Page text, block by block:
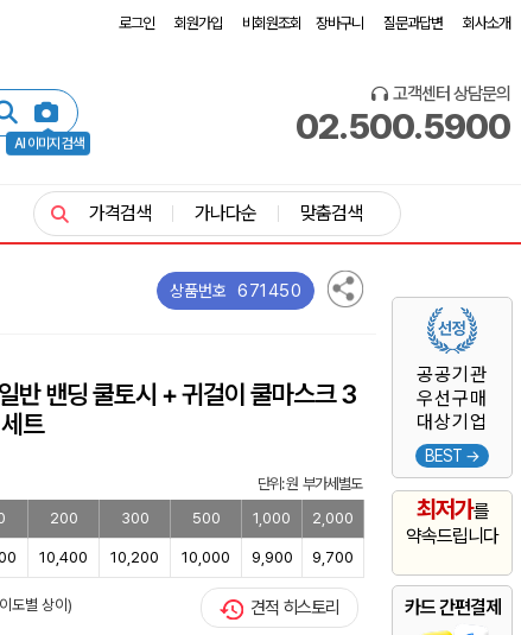
로그인 회원가입 비회원조회 장바구니 질문과답변 회사소개
AI 이미지 검색
고객센터 상담문의
02.500.5900
공공기관
우선구매
대상기업
BEST →
최저가를
약속드립니다
카드 간편결제
가격검색 가나다순 맞춤검색
상품번호 671450
반 밴딩 쿨토시 + 귀걸이 쿨마스크 3
트
단위: 원 부가세별도
200 300 500 1,000 2,000
10,400 10,200 10,000 9,900 9,700
도별 상이) 견적 히스토리